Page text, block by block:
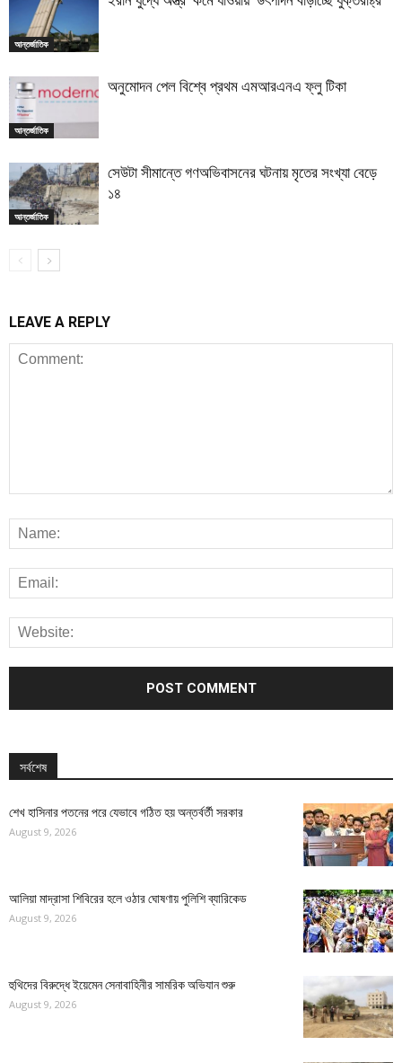
আন্তর্জাতিক
আন্তর্জাতিক
অনুমোদন পেল বিশ্বে প্রথম এমআরএনএ ফ্লু টিকা
আন্তর্জাতিক
সেউটা সীমান্তে গণঅভিবাসনের ঘটনায় মৃতের সংখ্যা বেড়ে
১৪
LEAVE A REPLY
সর্বশেষ
শেখ হাসিনার পতনের পরে যেভাবে গঠিত হয় অন্তর্বর্তী সরকার
August 9, 2026
আলিয়া মাদ্রাসা শিবিরের হলে ওঠার ঘোষণায় পুলিশি ব্যারিকেড
August 9, 2026
হুথিদের বিরুদ্ধে ইয়েমেন সেনাবাহিনীর সামরিক অভিযান শুরু
August 9, 2026